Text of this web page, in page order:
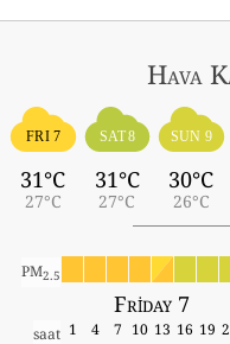
Hava
FRI 7
31°C
27°C
SAT 8
31°C
27°C
SUN 9
30°C
26°C
PM2.5
Friday 7
saat 1 4 7 10 13 16 19